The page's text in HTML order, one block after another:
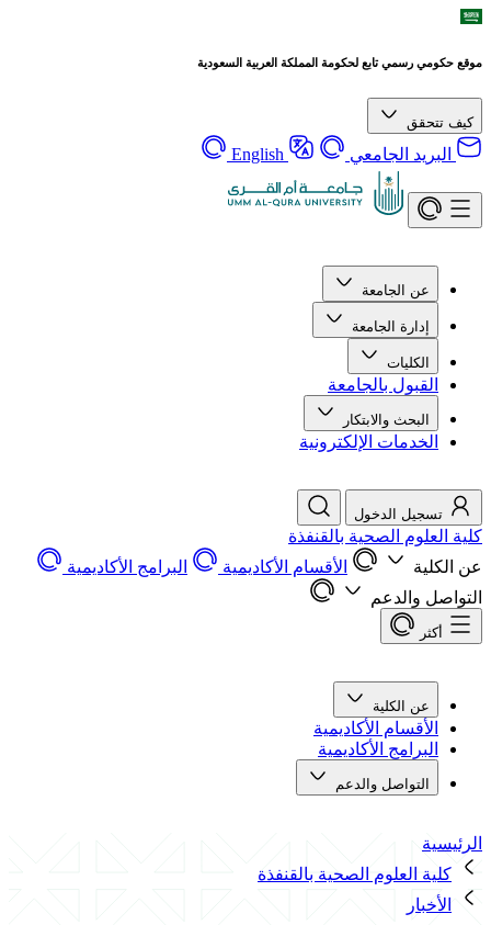
موقع حكومي رسمي تابع لحكومة المملكة العربية السعودية
كيف تتحقق
البريد الجامعي English
عن الجامعة
إدارة الجامعة
الكليات
القبول بالجامعة
البحث والابتكار
الخدمات الإلكترونية
تسجيل الدخول
كلية العلوم الصحية بالقنفذة
عن الكلية
الأقسام الأكاديمية
البرامج الأكاديمية
التواصل والدعم
أكثر
عن الكلية
الأقسام الأكاديمية
البرامج الأكاديمية
التواصل والدعم
الرئيسية
كلية العلوم الصحية بالقنفذة
الأخبار